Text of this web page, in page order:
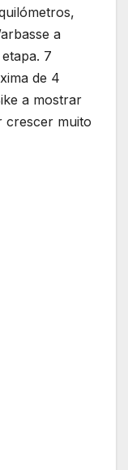
a
7
de 4
a mostrar
crescer muito